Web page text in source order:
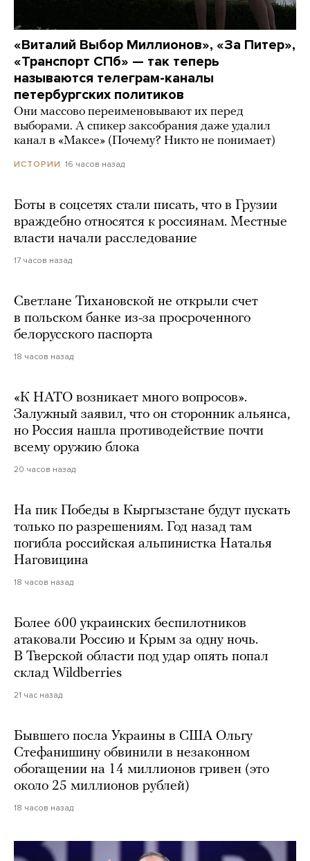
«Виталий Выбор Миллионов», «За Питер»,
«Транспорт СПб» — так теперь
называются телеграм-каналы
петербургских политиков
Они массово переименовывают их перед
выборами. А спикер заксобрания даже удалил
канал в «Максе» (Почему? Никто не понимает)
ИСТОРИИ 16 часов назад
Боты в соцсетях стали писать, что в Грузии
враждебно относятся к россиянам. Местные
власти начали расследование
17 часов назад
Светлане Тихановской не открыли счет
в польском банке из-за просроченного
белорусского паспорта
18 часов назад
«К НАТО возникает много вопросов».
Залужный заявил, что он сторонник альянса,
но Россия нашла противодействие почти
всему оружию блока
20 часов назад
На пик Победы в Кыргызстане будут пускать
только по разрешениям. Год назад там
погибла российская альпинистка Наталья
Наговицина
18 часов назад
Более 600 украинских беспилотников
атаковали Россию и Крым за одну ночь.
В Тверской области под удар опять попал
склад Wildberries
21 час назад
Бывшего посла Украины в США Ольгу
Стефанишину обвинили в незаконном
обогащении на 14 миллионов гривен (это
около 25 миллионов рублей)
18 часов назад